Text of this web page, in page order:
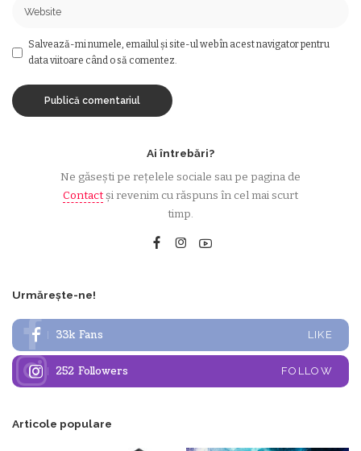
Salvează-mi numele, emailul și site-ul web în acest navigator pentru
data viitoare când o să comentez.
Ai întrebări?
Ne găsești pe rețelele sociale sau pe pagina de
Contactși revenim cu răspuns în cel mai scurt
timp.
Urmărește-ne!
33k Fans LIKE
252 Followers FOLLOW
Articole populare